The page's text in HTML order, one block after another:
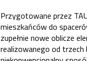
Przygotowane przez
mieszkańców do
zupełnie nowe oblicze
realizowanego od